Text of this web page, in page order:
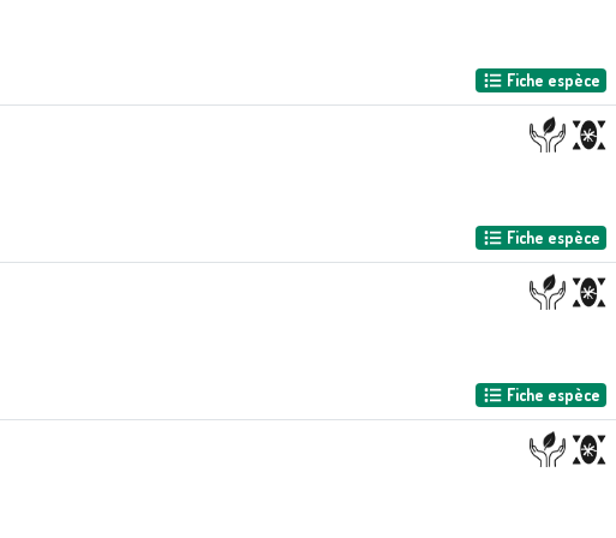
Fiche espèce
Fiche espèce
Fiche espèce